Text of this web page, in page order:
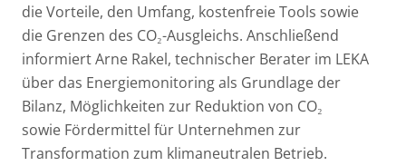
die Vorteile, den Umfang, kostenfreie Tools sowie
die Grenzen des CO₂-Ausgleichs. Anschließend
informiert Arne Rakel, technischer Berater im LEKA
über das Energiemonitoring als Grundlage der
Bilanz, Möglichkeiten zur Reduktion von CO₂
sowie Fördermittel für Unternehmen zur
Transformation zum klimaneutralen Betrieb.